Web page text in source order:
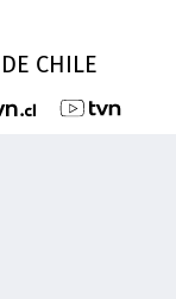
CHILE